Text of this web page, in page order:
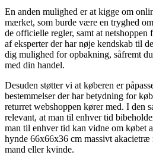
En anden mulighed er at kigge om
mærket, som burde være en tryghed
de officielle regler, samt at netshoppen
af eksperter der har nøje kendskab til
dig mulighed for opbakning, såfremt
med din handel.
Desuden støtter vi at køberen er
bestemmelser der har betydning for
returret webshoppen kører med. I den
relevant, at man til enhver tid
man til enhver tid kan vidne om købet
hynde 66x66x36 cm massivt akacietræ
mand eller kvinde.